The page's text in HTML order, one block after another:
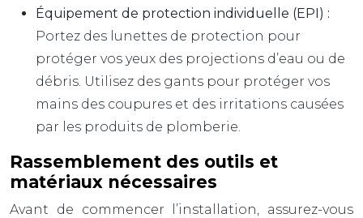
Équipement de protection individuelle (EPI) :
Portez des lunettes de protection pour
protéger vos yeux des projections d’eau ou de
débris. Utilisez des gants pour protéger vos
mains des coupures et des irritations causées
par les produits de plomberie.
Rassemblement des outils et
matériaux nécessaires
Avant de commencer l’installation, assurez-vous